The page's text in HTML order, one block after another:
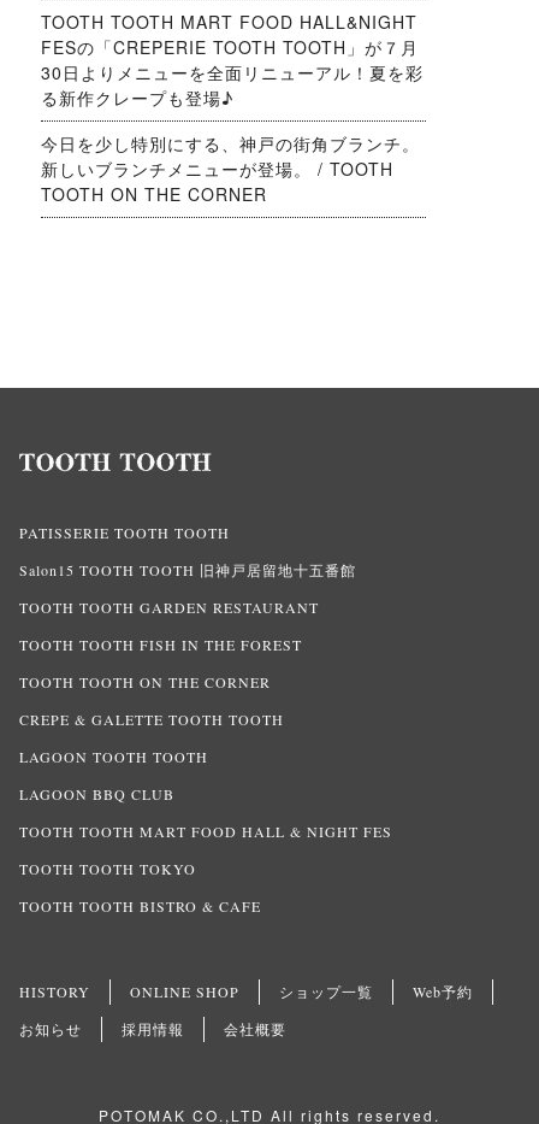
TOOTH TOOTH MART FOOD HALL&NIGHT
FESの「CREPERIE TOOTH TOOTH」が７月
30日よりメニューを全面リニューアル！夏を彩
る新作クレープも登場♪
今日を少し特別にする、神戸の街角ブランチ。
新しいブランチメニューが登場。 / TOOTH
TOOTH ON THE CORNER
PATISSERIE TOOTH TOOTH
Salon15 TOOTH TOOTH 旧神戸居留地十五番館
TOOTH TOOTH GARDEN RESTAURANT
TOOTH TOOTH FISH IN THE FOREST
TOOTH TOOTH ON THE CORNER
CREPE & GALETTE TOOTH TOOTH
LAGOON TOOTH TOOTH
LAGOON BBQ CLUB
TOOTH TOOTH MART FOOD HALL & NIGHT FES
TOOTH TOOTH TOKYO
TOOTH TOOTH BISTRO & CAFE
HISTORY ONLINE SHOP ショップ一覧
Web予約
お知らせ
採用情報 会社概要
POTOMAK CO.,LTD All rights reserved.